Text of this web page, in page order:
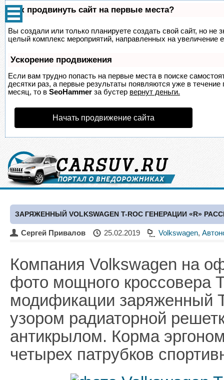
Как продвинуть сайт на первые места?
Вы создали или только планируете создать свой сайт, но не
целый комплекс мероприятий, направленных на увеличение
Ускорение продвижения
Если вам трудно попасть на первые места в поиске
десятки раз, а первые результаты появляются уже в
месяц, то в SeoHammer за бустер вернут деньги.
Начать продвижение сайта
ЗАРЯЖЕННЫЙ VOLKSWAGEN T-ROC ГЕНЕРАЦИИ «R»
Сергей Привалов 25.02.2019 Volkswagen,
Компания Volkswagen на
фото мощного кроссовера
модификации заряженный
узором радиаторной
антикрылом. Корма
четырех патрубков